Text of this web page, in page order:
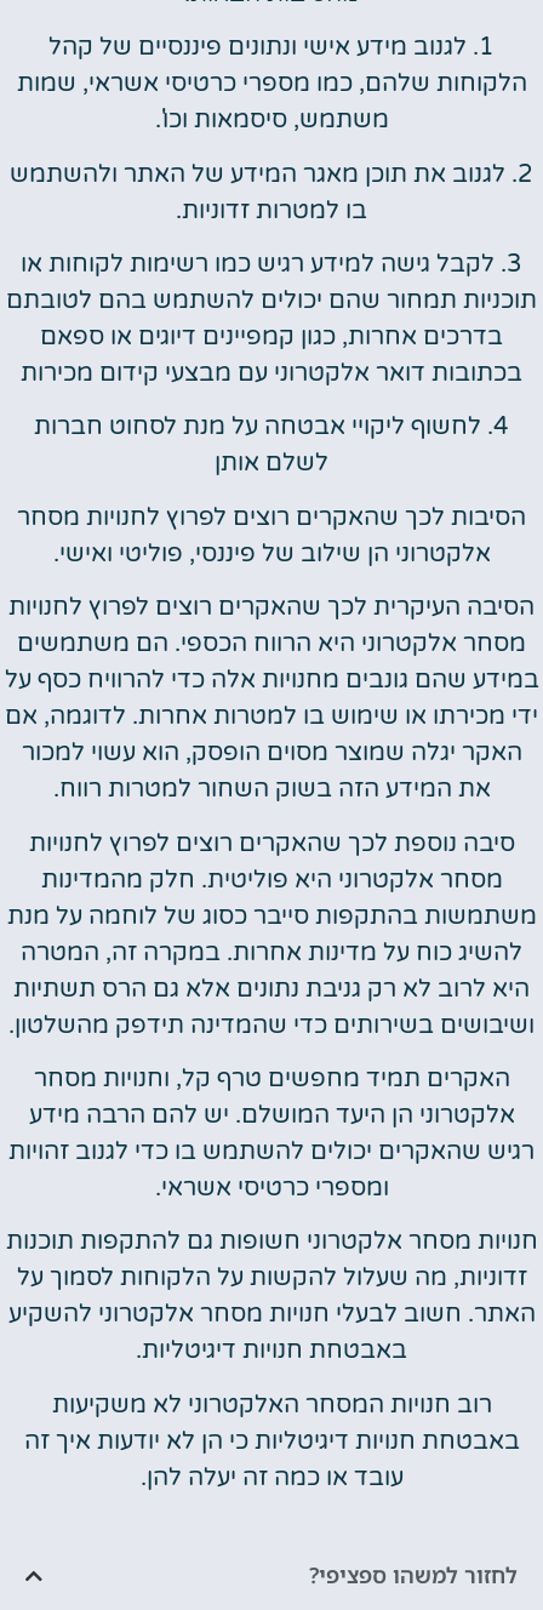
1. לגנוב מידע אישי ונתונים פיננסיים של קהל
הלקוחות שלהם, כמו מספרי כרטיסי אשראי, שמות
משתמש, סיסמאות וכו'.
2. לגנוב את תוכן מאגר המידע של האתר ולהשתמש
בו למטרות זדוניות.
3. לקבל גישה למידע רגיש כמו רשימות לקוחות או
תוכניות תמחור שהם יכולים להשתמש בהם לטובתם
בדרכים אחרות, כגון קמפיינים דיוגים או ספאם
בכתובות דואר אלקטרוני עם מבצעי קידום מכירות
4. לחשוף ליקויי אבטחה על מנת לסחוט חברות
לשלם אותן
הסיבות לכך שהאקרים רוצים לפרוץ לחנויות מסחר
אלקטרוני הן שילוב של פיננסי, פוליטי ואישי.
הסיבה העיקרית לכך שהאקרים רוצים לפרוץ לחנויות
מסחר אלקטרוני היא הרווח הכספי. הם משתמשים
במידע שהם גונבים מחנויות אלה כדי להרוויח כסף על
ידי מכירתו או שימוש בו למטרות אחרות. לדוגמה, אם
האקר יגלה שמוצר מסוים הופסק, הוא עשוי למכור
את המידע הזה בשוק השחור למטרות רווח.
סיבה נוספת לכך שהאקרים רוצים לפרוץ לחנויות
מסחר אלקטרוני היא פוליטית. חלק מהמדינות
משתמשות בהתקפות סייבר כסוג של לוחמה על מנת
להשיג כוח על מדינות אחרות. במקרה זה, המטרה
היא לרוב לא רק גניבת נתונים אלא גם הרס תשתיות
ושיבושים בשירותים כדי שהמדינה תידפק מהשלטון.
האקרים תמיד מחפשים טרף קל, וחנויות מסחר
אלקטרוני הן היעד המושלם. יש להם הרבה מידע
רגיש שהאקרים יכולים להשתמש בו כדי לגנוב זהויות
ומספרי כרטיסי אשראי.
חנויות מסחר אלקטרוני חשופות גם להתקפות תוכנות
זדוניות, מה שעלול להקשות על הלקוחות לסמוך על
האתר. חשוב לבעלי חנויות מסחר אלקטרוני להשקיע
באבטחת חנויות דיגיטליות.
רוב חנויות המסחר האלקטרוני לא משקיעות
באבטחת חנויות דיגיטליות כי הן לא יודעות איך זה
עובד או כמה זה יעלה להן.
לחזור למשהו ספציפי?